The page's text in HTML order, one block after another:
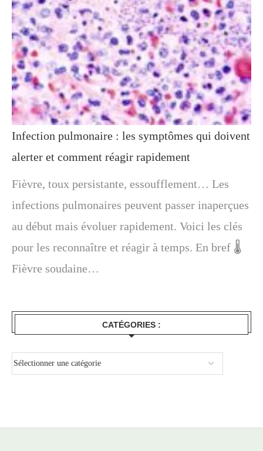
Infection pulmonaire : les symptômes qui doivent
alerter et comment réagir rapidement
Fièvre, toux persistante, essoufflement… Les
infections pulmonaires peuvent passer inaperçues
au début mais évoluer rapidement. Voici les clés
pour les reconnaître et réagir à temps. En bref 🌡️
Fièvre soudaine…
CATÉGORIES :